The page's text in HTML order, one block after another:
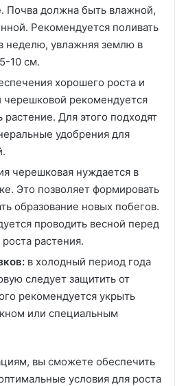
Почва должна быть влажной,
Рекомендуется поливать
неделю, увлажняя землю в
10 см.
хорошего роста и
черешковой рекомендуется
растение. Для этого подходят
удобрения для
черешковая нуждается в
Это позволяет формировать
образование новых побегов.
проводить весной перед
растения.
в холодный период года
следует защитить от
рекомендуется укрыть
или специальным
вы сможете обеспечить
условия для роста